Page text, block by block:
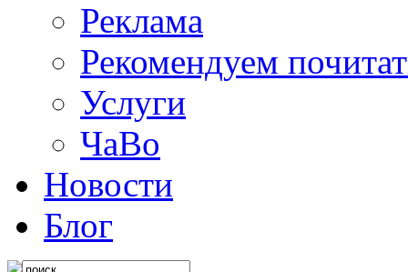
Реклама
Рекомендуем
Услуги
ЧаВо
Новости
Блог